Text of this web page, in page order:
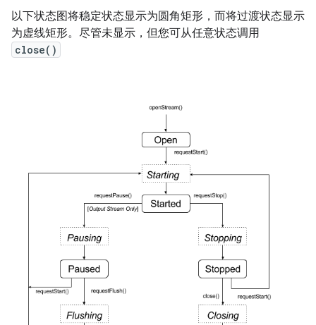
以下状态图将稳定状态显示为圆角矩形，而将过渡状态显示
为虚线矩形。尽管未显示，但您可从任意状态调用
close()